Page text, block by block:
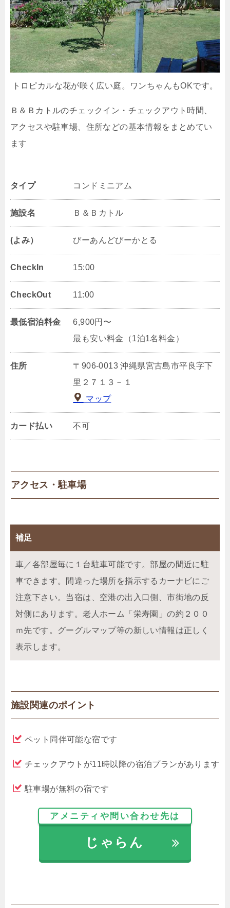
トロピカルな花が咲く広い庭。ワンちゃんもOKです。
Ｂ＆Ｂカトルのチェックイン・チェックアウト時間、
アクセスや駐車場、住所などの基本情報をまとめてい
ます
タイプ コンドミニアム
施設名 Ｂ＆Ｂカトル
(よみ） びーあんどびーかとる
CheckIn 15:00
CheckOut 11:00
最低宿泊料金
6,900円〜
最も安い料金（1泊1名料金）
住所
〒906-0013 沖縄県宮古島市平良字下
里２７１３－１
マップ
カード払い 不可
アクセス・駐車場
補足
車／各部屋毎に１台駐車可能です。部屋の間近に駐
車できます。間違った場所を指示するカーナビにご
注意下さい。当宿は、空港の出入口側、市街地の反
対側にあります。老人ホーム「栄寿園」の約２００
ｍ先です。グーグルマップ等の新しい情報は正しく
表示します。
施設関連のポイント
ペット同伴可能な宿です
チェックアウトが11時以降の宿泊プランがあります
駐車場が無料の宿です
アメニティや問い合わせ先は
じゃらん